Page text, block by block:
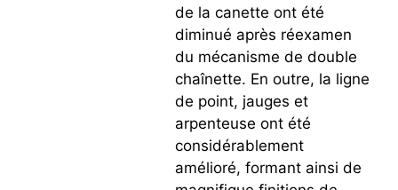
de la canette ont été
diminué après réexamen
du mécanisme de double
chaînette. En outre, la ligne
de point, jauges et
arpenteuse ont été
considérablement
amélioré, formant ainsi de